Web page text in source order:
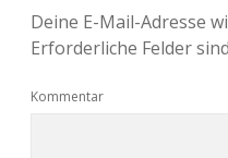
Deine E-Mail-Adresse
Erforderliche Felder
Kommentar